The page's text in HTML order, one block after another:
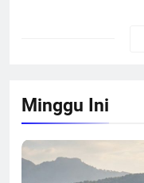
Minggu Ini